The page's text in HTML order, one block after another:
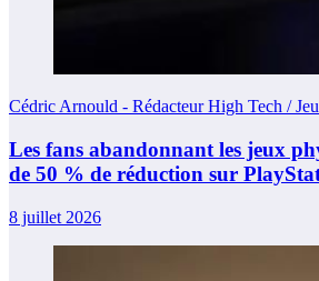
Cédric Arnould - Rédacteur High Tech /
Les fans abandonnant les jeux
de 50 % de réduction sur
8 juillet 2026